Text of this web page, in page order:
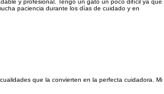
y profesional. Tengo un gato un poco difícil ya que
paciencia durante los días de cuidado y en
que la convierten en la perfecta cuidadora. Mi